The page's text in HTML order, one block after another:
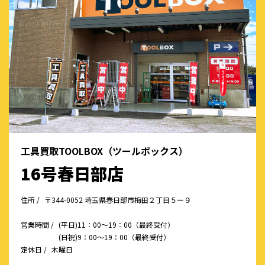
工具買取TOOLBOX（ツールボックス）
16号春日部店
住所 / 〒344-0052 埼玉県春日部市梅田２丁目５ー９
営業時間 / (平日)11：00～19：00（最終受付）
(日祝)9：00～19：00（最終受付）
定休日 / 木曜日